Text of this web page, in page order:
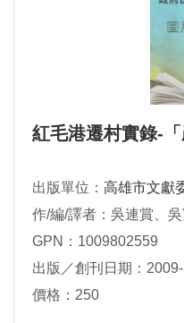
紅毛港遷村實錄-「
出版單位： 高雄市文獻
作/編/譯者：吳連賞、
GPN：1009802559
出版／創刊日期：
價格：250